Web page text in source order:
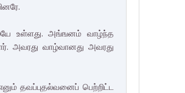
உள்ளது. அங்ஙனம் வாழ்ந்த
அவரது வாழ்வானது அவரது
தவப்புதல்வனைப் பெற்றிட்ட